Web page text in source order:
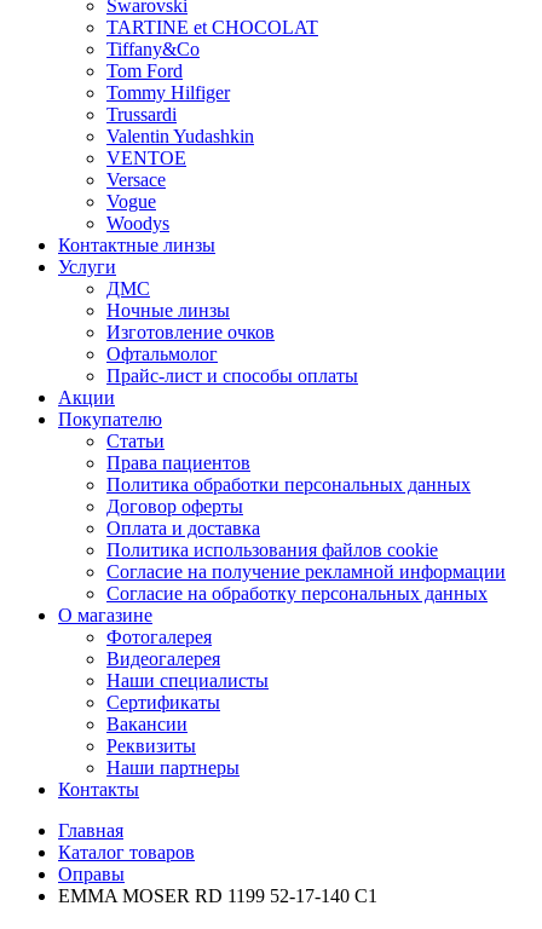
Swarovski
TARTINE et CHOCOLAT
Tiffany&Co
Tom Ford
Tommy Hilfiger
Trussardi
Valentin Yudashkin
VENTOE
Versace
Vogue
Woodys
Контактные линзы
Услуги
ДМС
Ночные линзы
Изготовление очков
Офтальмолог
Прайс-лист и способы оплаты
Акции
Покупателю
Статьи
Права пациентов
Политика обработки персональных данных
Договор оферты
Оплата и доставка
Политика использования файлов cookie
Согласие на получение рекламной информации
Согласие на обработку персональных данных
О магазине
Фотогалерея
Видеогалерея
Наши специалисты
Сертификаты
Вакансии
Реквизиты
Наши партнеры
Контакты
Главная
Каталог товаров
Оправы
EMMA MOSER RD 1199 52-17-140 C1